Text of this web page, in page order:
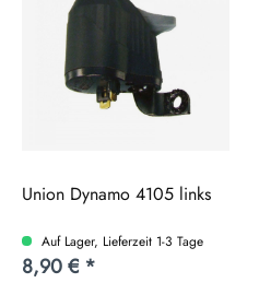
Union Dynamo 4105 links
Auf Lager, Lieferzeit 1-3 Tage
8,90 € *